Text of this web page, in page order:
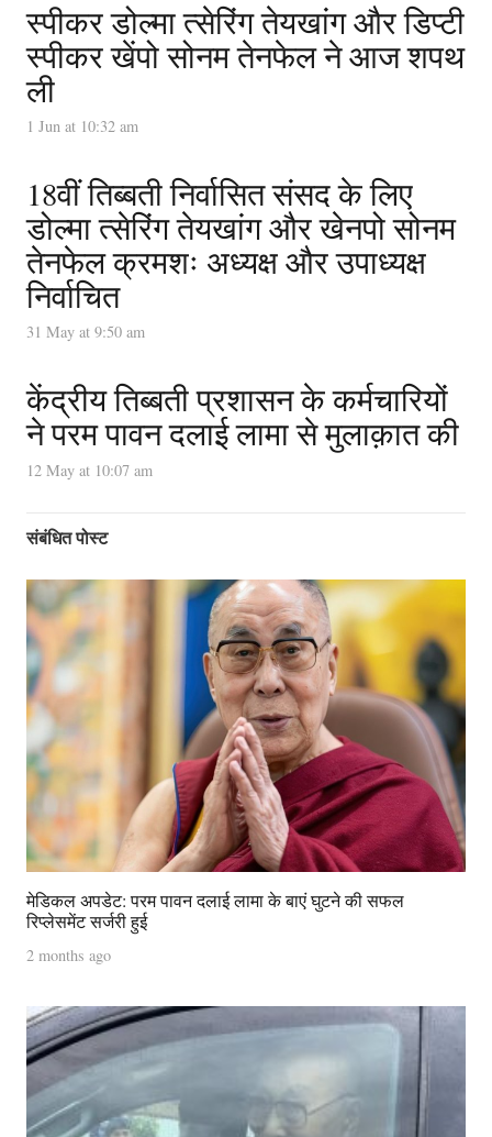
स्पीकर डोल्मा त्सेरिंग तेयखांग और डिप्टी
स्पीकर खेंपो सोनम तेनफेल ने आज शपथ
ली
1 Jun at 10:32 am
18वीं तिब्बती निर्वासित संसद के लिए
डोल्मा त्सेरिंग तेयखांग और खेनपो सोनम
तेनफेल क्रमशः अध्यक्ष और उपाध्यक्ष
निर्वाचित
31 May at 9:50 am
केंद्रीय तिब्बती प्रशासन के कर्मचारियों
ने परम पावन दलाई लामा से मुलाक़ात की
12 May at 10:07 am
संबंधित पोस्ट
मेडिकल अपडेट: परम पावन दलाई लामा के बाएं घुटने की सफल
रिप्लेसमेंट सर्जरी हुई
2 months ago